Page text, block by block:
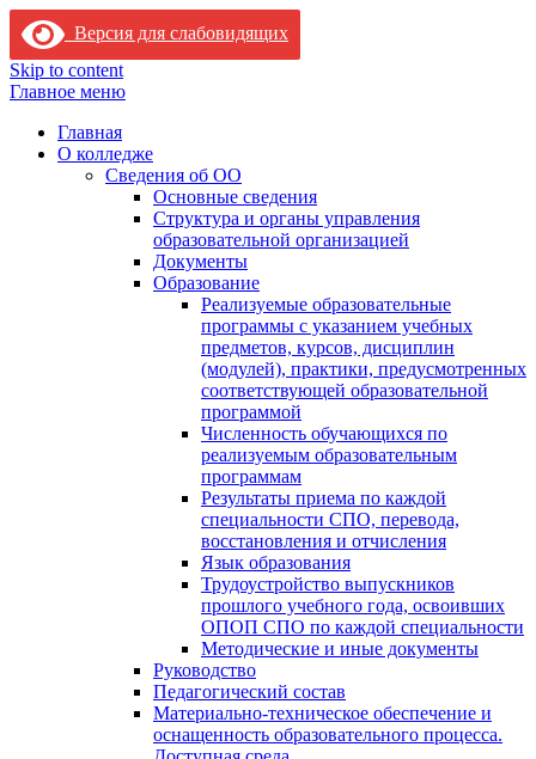
Версия для слабовидящих
Skip to content
Главное меню
Главная
О колледже
Сведения об ОО
Основные сведения
Структура и органы управления
образовательной организацией
Документы
Образование
Реализуемые образовательные
программы с указанием учебных
предметов, курсов, дисциплин
(модулей), практики, предусмотренных
соответствующей образовательной
программой
Численность обучающихся по
реализуемым образовательным
программам
Результаты приема по каждой
специальности СПО, перевода,
восстановления и отчисления
Язык образования
Трудоустройство выпускников
прошлого учебного года, освоивших
ОПОП СПО по каждой специальности
Методические и иные документы
Руководство
Педагогический состав
Материально-техническое обеспечение и
оснащенность образовательного процесса.